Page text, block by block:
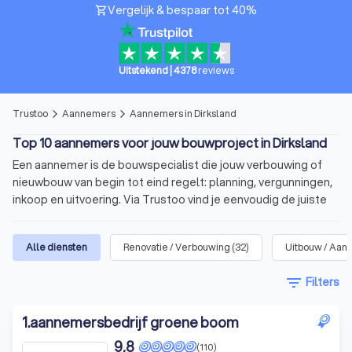
shopping_cartVergelijk & bespaar tot 40%
Uitstekend| 4378 reviews
Trustoo arrow_forward_ios Aannemers arrow_forward_ios Aannemers in Dirksland
Top 10 aannemers voor jouw bouwproject in Dirksland
Een aannemer is de bouwspecialist die jouw verbouwing of
nieuwbouw van begin tot eind regelt: planning, vergunningen,
inkoop en uitvoering. Via Trustoo vind je eenvoudig de juiste
Dirksland, lees 1000+ recensies en vraag met één klik
meerdere offertes aan.
Voor allerlei soorten bouwprojecten
uitbreiding of nieuwbouw.
Alle diensten Renovatie / Verbouwing (32) Uitbouw /
filter_list Filters
1.aannemersbedrijf groene boom
(110)
9,8